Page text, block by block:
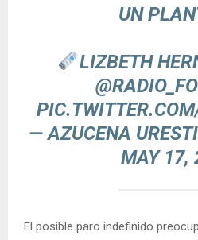
UN
LIZBETH
— AZUCENA
MAY 17,
El posible paro indefinido